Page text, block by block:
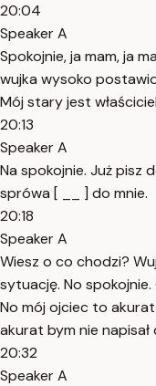
20:04
Speaker A
Spokojnie, ja mam, ja
wujka wysoko
Mój stary jest
20:13
Speaker A
Na spokojnie. Już pisz
sprówa [ __ ] do mnie.
20:18
Speaker A
Wiesz o co chodzi?
sytuację. No
No mój ojciec to
akurat bym nie
20:32
Speaker A